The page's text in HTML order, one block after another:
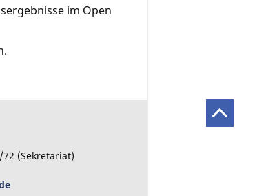
im Open
(Sekretariat)